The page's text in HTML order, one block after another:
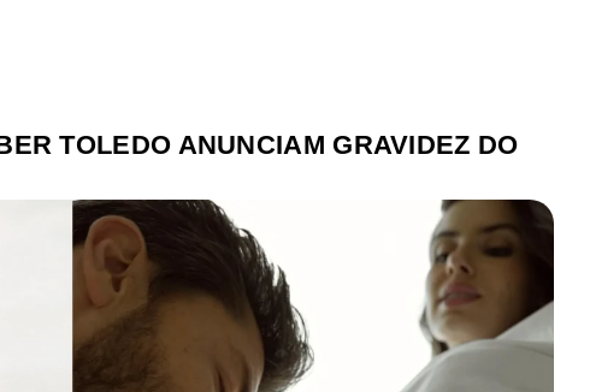
TOLEDO ANUNCIAM GRAVIDEZ DO